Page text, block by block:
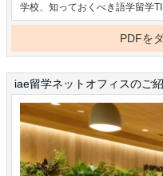
学校、知っておくべき語学留学
PDFを
iae留学ネットオフィスのご